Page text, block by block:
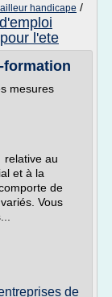
handicape /
l'ete
formation
mesures
relative au
et à la
de
Vous
de